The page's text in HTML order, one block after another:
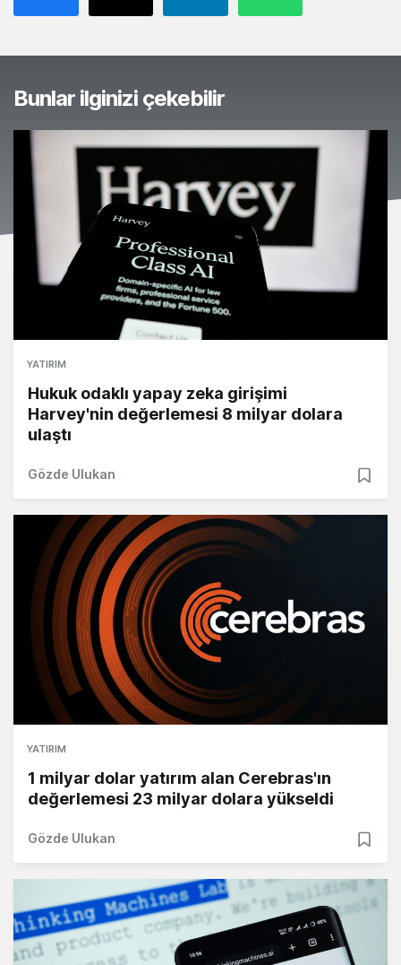
Bunlar ilginizi çekebilir
YATIRIM
Hukuk odaklı yapay zeka girişimi
Harvey'nin değerlemesi 8 milyar dolara
ulaştı
Gözde Ulukan
YATIRIM
1 milyar dolar yatırım alan Cerebras'ın
değerlemesi 23 milyar dolara yükseldi
Gözde Ulukan